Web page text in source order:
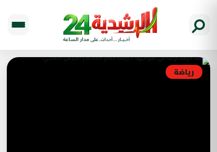
رياضة